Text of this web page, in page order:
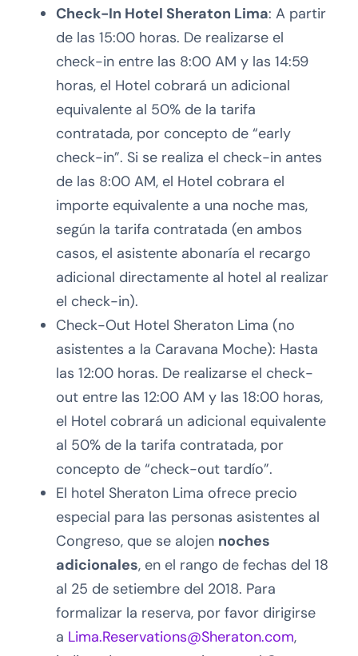
Check-In Hotel Sheraton Lima: A partir
de las 15:00 horas. De realizarse el
check-in entre las 8:00 AM y las 14:59
horas, el Hotel cobrará un adicional
equivalente al 50% de la tarifa
contratada, por concepto de “early
check-in”. Si se realiza el check-in antes
de las 8:00 AM, el Hotel cobrara el
importe equivalente a una noche mas,
según la tarifa contratada (en ambos
casos, el asistente abonaría el recargo
adicional directamente al hotel al realizar
el check-in).
Check-Out Hotel Sheraton Lima (no
asistentes a la Caravana Moche): Hasta
las 12:00 horas. De realizarse el check-
out entre las 12:00 AM y las 18:00 horas,
el Hotel cobrará un adicional equivalente
al 50% de la tarifa contratada, por
concepto de “check-out tardío”.
El hotel Sheraton Lima ofrece precio
especial para las personas asistentes al
Congreso, que se alojen noches
adicionales, en el rango de fechas del 18
al 25 de setiembre del 2018. Para
formalizar la reserva, por favor dirigirse
a Lima.Reservations@Sheraton.com,